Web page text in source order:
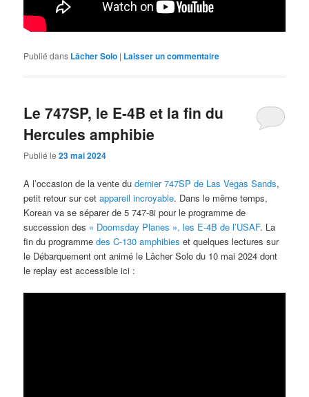
Publié dans Lâcher Solo | Laisser un commentaire
Le 747SP, le E-4B et la fin du
Hercules amphibie
Publié le23 mai 2024
A l’occasion de la vente dudernier 747SP de Las Vegas Sands,
petit retour sur cetappareil incroyable. Dans le même temps,
Korean va se séparer de 5 747-8i pour le programme de
succession des « Doomsday Planes », les E-4B de l’USAF. La
fin du programmedes C-130 amphibies et quelques lectures sur
le Débarquement ont animé le Lâcher Solo du 10 mai 2024 dont
le replay est accessible ici :